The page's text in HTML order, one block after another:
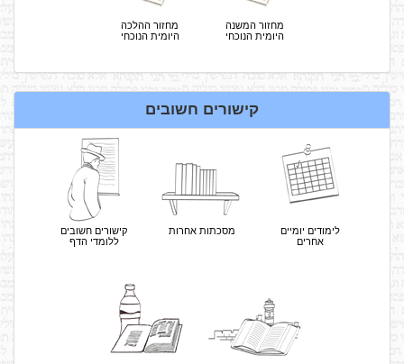
מחזור המשנה
היומית הנוכחי
מחזור ההלכה
היומית הנוכחי
קישורים חשובים
לימודים יומיים
אחרים
מסכתות אחרות
קישורים חשובים
ללומדי הדף